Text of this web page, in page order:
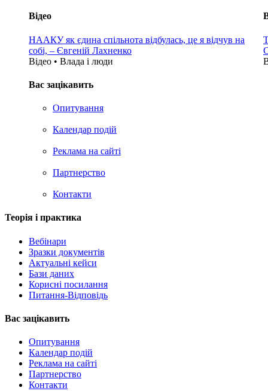
Відео
НААКУ як єдина спільнота відбулась, це я відчув на
собі, – Євгеній Лахненко
Відео • Влада i люди
Вас зацікавить
Опитування
Календар подій
Реклама на сайтi
Партнерство
Контакти
Теорія i практика
Вебінари
Зразки документів
Актуальні кейси
Бази даних
Корисні посилання
Питання-Відповідь
Вас зацiкавить
Опитування
Календар подій
Реклама на сайтi
Партнерство
Контакти